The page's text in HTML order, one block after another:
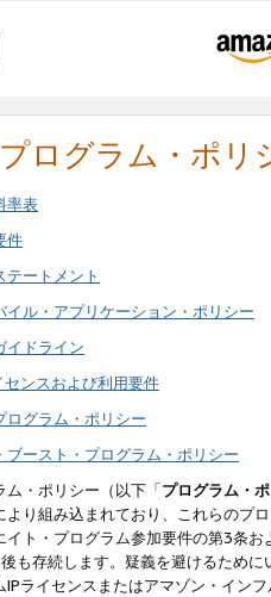
ログラム・ポリ
率表
件
テートメント
ル・アプリケーション・ポリシー
イドライン
ンスおよび利用要件
ログラム・ポリシー
ースト・プログラム・ポリシー
ム・ポリシー（以下「プログラム・
り組み込まれており、これらのプ
ト・プログラム参加要件の第3条
も存続します。疑義を避けるため
ライセンスまたはアマゾン・イン